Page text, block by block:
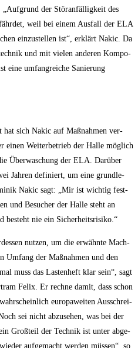
„Auf­grund der Stör­an­fäl­lig­keit des
weil bei einem Aus­fall der ELA
ein­zu­stel­len ist“, erklärt Nakic. Da
und mit vie­len ande­ren Kom­po­
eine umfang­rei­che Sanie­rung
hat sich Nakic auf Maß­nah­men ver­
einen Wei­ter­be­trieb der Hal­le mög­lich
Über­wa­schung der ELA. Dar­über
Jah­ren defi­niert, um eine grund­le­
Nakic sagt: „Mir ist wich­tig fest­
und Besu­cher der Hal­le steht an
besteht nie ein Sicherheitsrisiko.“
nut­zen, um die erwähn­te Mach­
Umfang der Maß­nah­men und den
muss das Las­ten­heft klar sein“, sagt
Felix. Er rech­ne damit, dass schon
euro­pa­wei­ten Aus­schrei­
sei nicht abzu­se­hen, was bei der
Groß­teil der Tech­nik ist unter abge­
auf­ge­macht wer­den müs­sen“, so